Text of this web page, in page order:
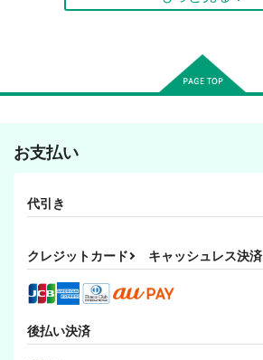
お支払い
代引き
クレジットカード キャッシュレス決済
後払い決済